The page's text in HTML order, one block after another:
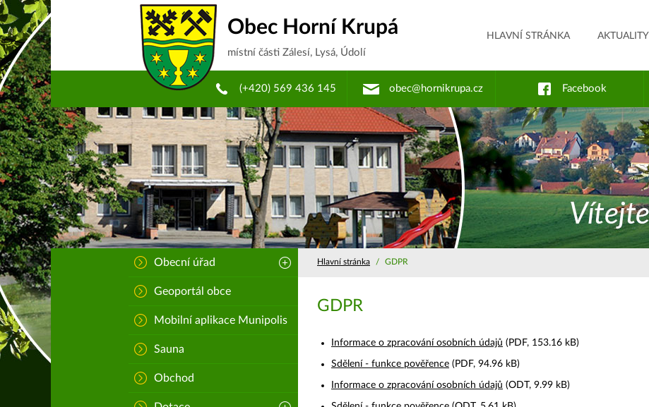
Obec Horní Krupá
místní části Zálesí, Lysá, Údolí
HLAVNÍ STRÁNKA AKTUALITY
(+420) 569 436 145 obec@hornikrupa.cz Facebook
Hlavní stránka / GDPR
GDPR
Informace o zpracování osobních údajů (PDF, 153.16 kB)
Sdělení - funkce pověřence (PDF, 94.96 kB)
Informace o zpracování osobních údajů (ODT, 9.99 kB)
Obecní úřad
Geoportál obce
Mobilní aplikace Munipolis
Sauna
Obchod